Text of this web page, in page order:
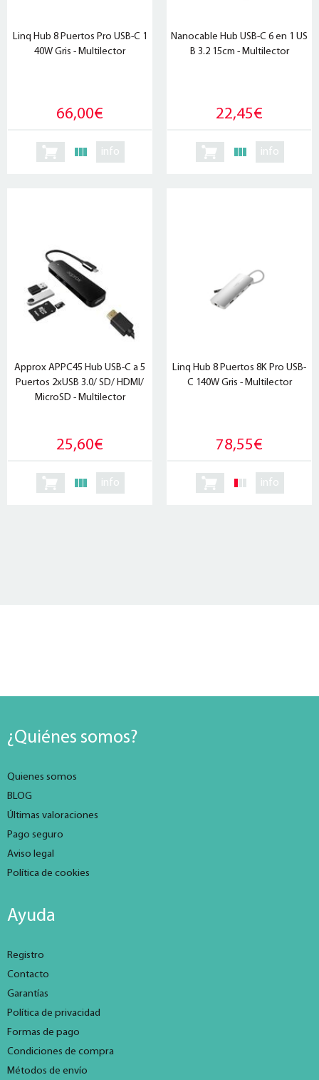
Linq Hub 8 Puertos Pro USB-C 1
40W Gris - Multilector
66,00€
info
Nanocable Hub USB-C 6 en 1 US
B 3.2 15cm - Multilector
22,45€
info
Approx APPC45 Hub USB-C a 5
Puertos 2xUSB 3.0/ SD/ HDMI/
MicroSD - Multilector
25,60€
info
Linq Hub 8 Puertos 8K Pro USB-
C 140W Gris - Multilector
78,55€
info
¿Quiénes somos?
Quienes somos
BLOG
Últimas valoraciones
Pago seguro
Aviso legal
Política de cookies
Ayuda
Registro
Contacto
Garantías
Política de privacidad
Formas de pago
Condiciones de compra
Métodos de envío